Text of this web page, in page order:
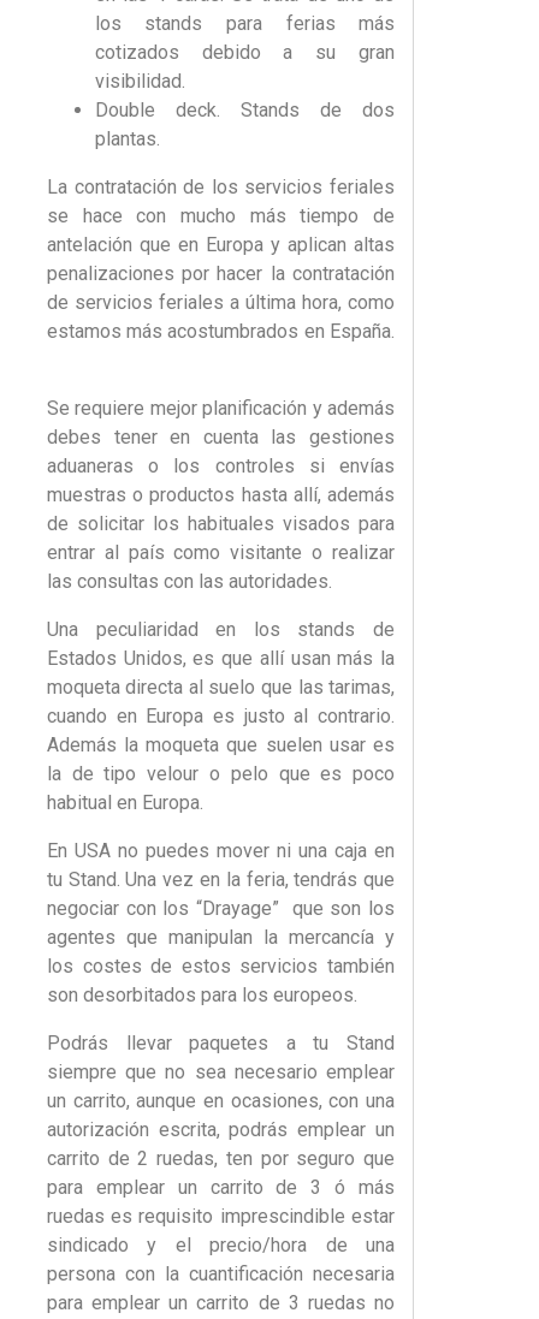
los stands para ferias más
cotizados debido a su gran
visibilidad.
Double deck. Stands de dos
plantas.
La contratación de los servicios feriales
se hace con mucho más tiempo de
antelación que en Europa y aplican altas
penalizaciones por hacer la contratación
de servicios feriales a última hora, como
estamos más acostumbrados en España.
Se requiere mejor planificación y además
debes tener en cuenta las gestiones
aduaneras o los controles si envías
muestras o productos hasta allí, además
de solicitar los habituales visados para
entrar al país como visitante o realizar
las consultas con las autoridades.
Una peculiaridad en los stands de
Estados Unidos, es que allí usan más la
moqueta directa al suelo que las tarimas,
cuando en Europa es justo al contrario.
Además la moqueta que suelen usar es
la de tipo velour o pelo que es poco
habitual en Europa.
En USA no puedes mover ni una caja en
tu Stand. Una vez en la feria, tendrás que
negociar con los “Drayage” que son los
agentes que manipulan la mercancía y
los costes de estos servicios también
son desorbitados para los europeos.
Podrás llevar paquetes a tu Stand
siempre que no sea necesario emplear
un carrito, aunque en ocasiones, con una
autorización escrita, podrás emplear un
carrito de 2 ruedas, ten por seguro que
para emplear un carrito de 3 ó más
ruedas es requisito imprescindible estar
sindicado y el precio/hora de una
persona con la cuantificación necesaria
para emplear un carrito de 3 ruedas no